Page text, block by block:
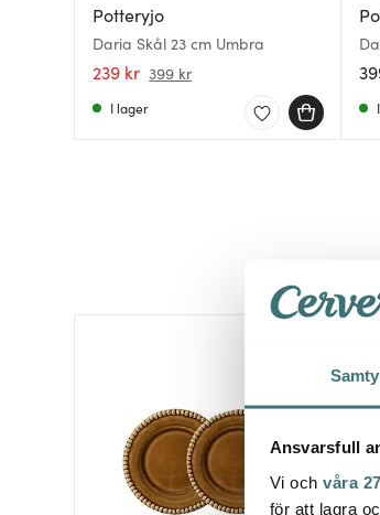
Ansvarsfull
Vi och våra
för att lagra
Potteryjo
Daria Skål 23 cm Umbra
239 kr 399 kr
I lager